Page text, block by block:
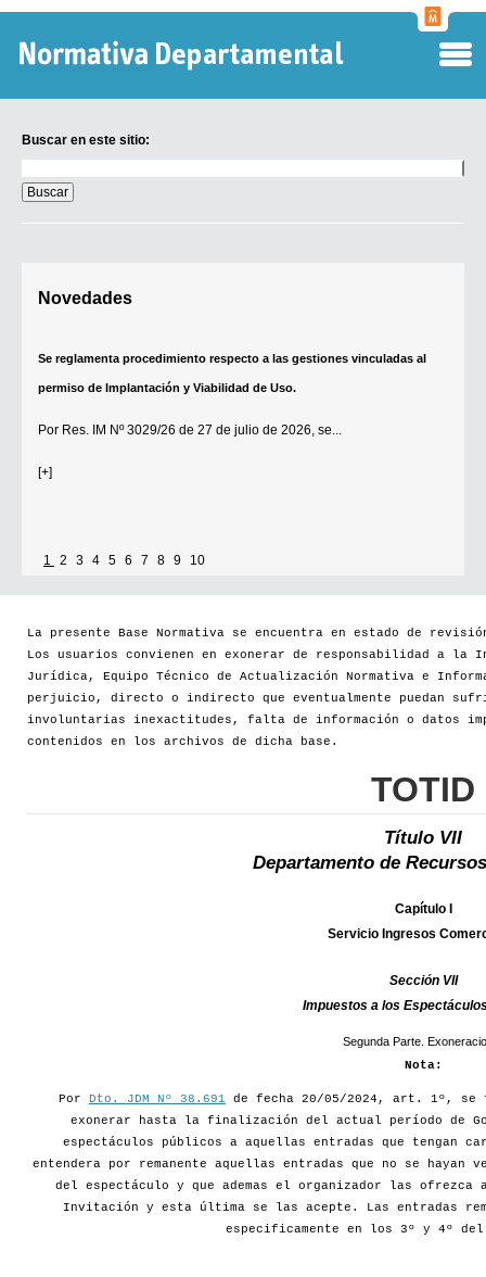
Buscar en este sitio:
en
este
sitio:
Novedades
Se reglamenta procedimiento respecto a las gestiones vinculadas al
permiso de Implantación y Viabilidad de Uso.
Por Res. IM Nº 3029/26 de 27 de julio de 2026, se...
[+]
1 2 3 4 5 6 7 8 9 10
La presente Base Normativa se encuentra en estado de
Los usuarios convienen en exonerar de responsabilidad a la
Jurídica, Equipo Técnico de Actualización Normativa e
perjuicio, directo o indirecto que eventualmente puedan
involuntarias inexactitudes, falta de información o datos
contenidos en los archivos de dicha base.
TOTID
Título VII
Departamento de
Capítulo I
Servicio Ingresos
Sección VII
Impuestos a los
Segunda Parte.
Nota:
Por Dto. JDM Nº 38.691 de fecha 20/05/2024, art. 1º, se
exonerar hasta la finalización del actual período de
espectáculos públicos a aquellas entradas que tengan
entendera por remanente aquellas entradas que no se
del espectáculo y que ademas el organizador las
Invitación y esta última se las acepte. Las entradas
especificamente en los 3º y 4º